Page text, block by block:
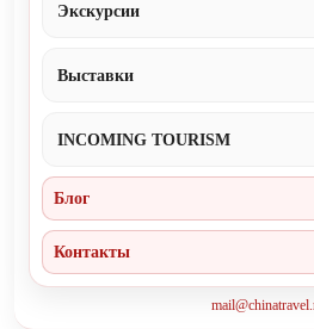
Экскурсии
Выставки
INCOMING TOURISM
Блог
Контакты